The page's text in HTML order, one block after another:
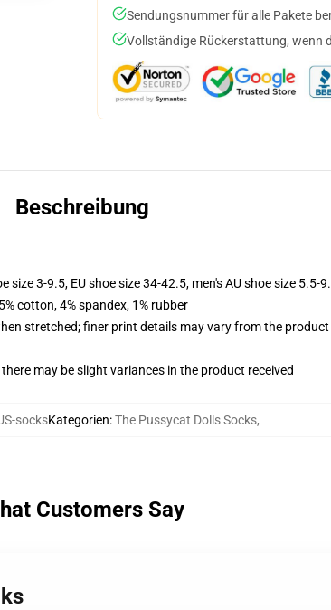
Sendungsnummer für alle Pakete
Vollständige Rückerstattung, wenn
Beschreibung
size 3-9.5, EU shoe size 34-42.5, men's AU shoe size 5.5-
cotton, 4% spandex, 1% rubber
stretched; finer print details may vary from the
may be slight variances in the product received
socksKategorien:The Pussycat Dolls Socks,
Customers Say